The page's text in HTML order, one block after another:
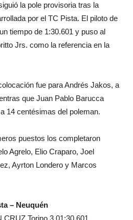
la pole provisoria tras la
por el TC Pista. El piloto de
tiempo de 1:30.601 y puso al
Jrs. como la referencia en la
fue para Andrés Jakos, a
que Juan Pablo Barucca
14 centésimas del poleman.
puestos los completaron
Agrelo, Elio Craparo, Joel
Ayrton Londero y Marcos
– Neuquén
Torino 3 01:30.601